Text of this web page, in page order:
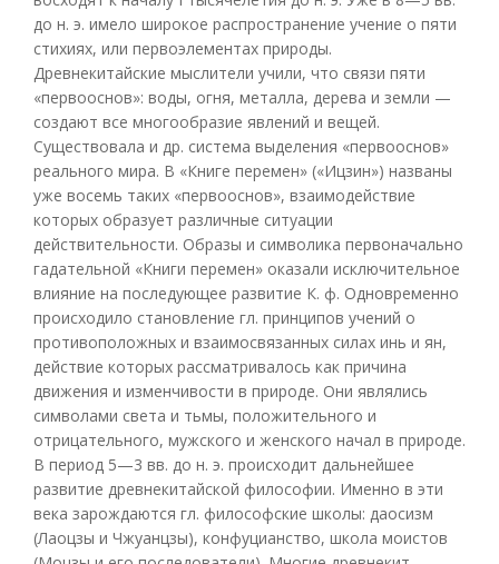
до н. э. имело широкое распространение учение о пяти
стихиях, или первоэлементах природы.
Древнекитайские мыслители учили, что связи пяти
«первооснов»: воды, огня, металла, дерева и земли —
создают все многообразие явлений и вещей.
Существовала и др. система выделения «первооснов»
реального мира. В «Книге перемен» («Ицзин») названы
уже восемь таких «первооснов», взаимодействие
которых образует различные ситуации
действительности. Образы и символика первоначально
гадательной «Книги перемен» оказали исключительное
влияние на последующее развитие К. ф. Одновременно
происходило становление гл. принципов учений о
противоположных и взаимосвязанных силах инь и ян,
действие которых рассматривалось как причина
движения и изменчивости в природе. Они являлись
символами света и тьмы, положительного и
отрицательного, мужского и женского начал в природе.
В период 5—3 вв. до н. э. происходит дальнейшее
развитие древнекитайской философии. Именно в эти
века зарождаются гл. философские школы: даосизм
(Лаоцзы и Чжуанцзы), конфуцианство, школа моистов